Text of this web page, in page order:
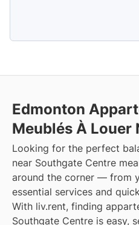
Edmonton
Meublés À Louer
Looking for the perfect
near Southgate Centre
around the corner — from
essential services and
With liv.rent, finding
Southgate Centre is easy,